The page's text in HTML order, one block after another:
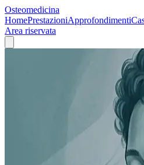
Osteomedicina
HomePrestazioniApprofondimenti
Area riservata